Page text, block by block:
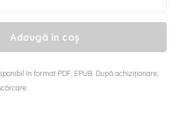
Adaugă în coș
în format PDF, EPUB. După achiziționare,